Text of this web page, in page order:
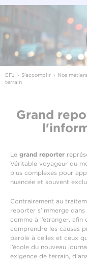
EFJ S'accomplir Nos métiers
terrain
Grand
Le grand reporter
Véritable voyageur du
plus complexes pour
nuancée et souvent
Contrairement au
reporter s’immerge
comme à l’étranger,
comprendre les causes
parole à celles et ceux
l’école du nouveau
exigence de terrain,